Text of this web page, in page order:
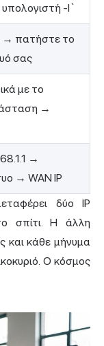
υπολογιστή -I`
→ πατήστε το
σας
με το
→
→
→ WAN IP
δύο IP
σπίτι. Η άλλη
και κάθε μήνυμα
Ο κόσμος